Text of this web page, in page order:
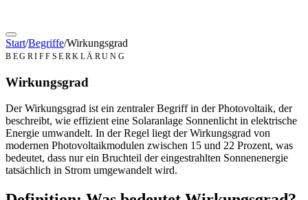
Start/Begriffe/Wirkungsgrad
BEGRIFFSERKLÄRUNG
Wirkungsgrad
Der Wirkungsgrad ist ein zentraler Begriff in der Photovoltaik, der
beschreibt, wie effizient eine Solaranlage Sonnenlicht in elektrische
Energie umwandelt. In der Regel liegt der Wirkungsgrad von
modernen Photovoltaikmodulen zwischen 15 und 22 Prozent, was
bedeutet, dass nur ein Bruchteil der eingestrahlten Sonnenenergie
tatsächlich in Strom umgewandelt wird.